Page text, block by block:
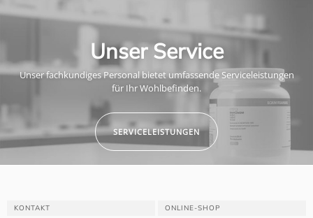
Unser Service
Unser fachkundiges Personal bietet umfassende Serviceleistungen
für Ihr Wohlbefinden.
SERVICELEISTUNGEN
KONTAKT ONLINE-SHOP